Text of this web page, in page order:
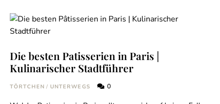
Die besten Patisserien in Paris |
Kulinarischer Stadtführer
TÖRTCHEN / UNTERWEGS 0
verpassen!
Verpasse kein Rezept mehr und erhalte